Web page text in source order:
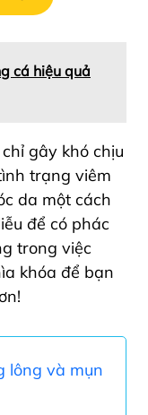
cá hiệu quả
gây khó chịu
trạng viêm
da một cách
để có phác
trong việc
khóa để bạn
lông và mụn